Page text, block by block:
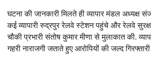
घटना की जानकारी मिलते ही व्यापार मंडल अध्यक्ष
कई व्यापारी रुद्रपुर रेलवे स्टेशन पहुंचे और रेलवे
चौकी प्रभारी संतोष कुमार मीणा से मुलाकात की.
गहरी नाराजगी जताते हुए आरोपियों की जल्द